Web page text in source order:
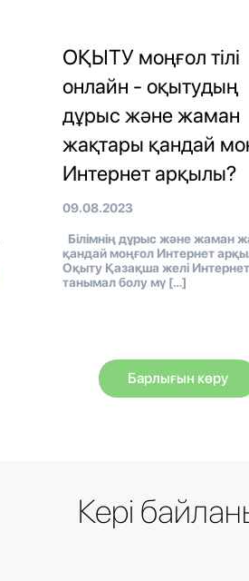
ОҚЫТУ моңғол тілі
онлайн - оқытудың
дұрыс және жаман
жақтары қандай
Интернет арқылы?
09.08.2023
Білімнің дұрыс және жаман
қандай моңғол Интернет
Оқыту Қазақша желі
танымал болу мү […]
Барлығын көру
Кері